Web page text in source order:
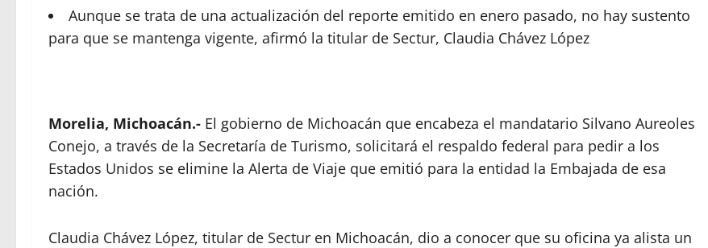
Aunque se trata de una actualización del reporte emitido en enero pasado, no hay sustento
para que se mantenga vigente, afirmó la titular de Sectur, Claudia Chávez López
Morelia, Michoacán.- El gobierno de Michoacán que encabeza el mandatario Silvano Aureoles
Conejo, a través de la Secretaría de Turismo, solicitará el respaldo federal para pedir a los
Estados Unidos se elimine la Alerta de Viaje que emitió para la entidad la Embajada de esa
nación.
Claudia Chávez López, titular de Sectur en Michoacán, dio a conocer que su oficina ya alista un